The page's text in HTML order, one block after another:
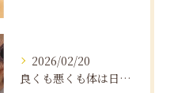
2026/02/20
良くも悪くも体は日々変化する